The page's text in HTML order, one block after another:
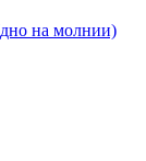
на молнии)